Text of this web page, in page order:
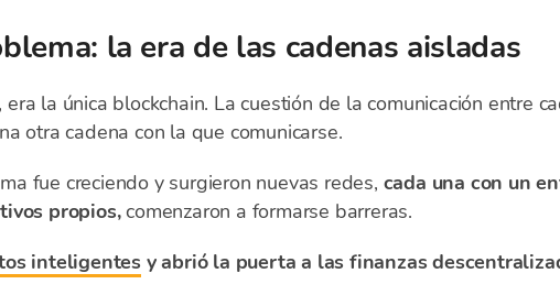
la era de las cadenas aisladas
, era la única blockchain. La cuestión de la comunicación entre
otra cadena con la que comunicarse.
fue creciendo y surgieron nuevas redes, cada una con un
propios,comenzaron a formarse barreras.
inteligentes y abrió la puerta a las finanzas